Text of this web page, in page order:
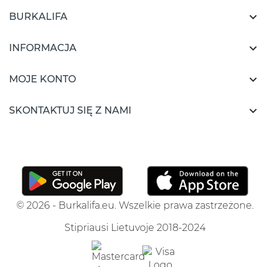
BURKALIFA 
INFORMACJA 
MOJE KONTO 
SKONTAKTUJ SIĘ Z NAMI 
© 2026 - Burkalifa.eu. Wszelkie prawa zastrzeżone.
Stipriausi Lietuvoje 2018-2024